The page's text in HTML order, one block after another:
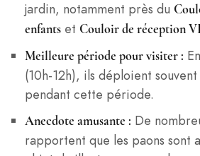
jardin, notamment près du
enfantset Couloir de réception
Meilleure période pour visiter :
(10h-12h), ils déploient
pendant cette période.
Anecdote amusante : De
rapportent que les paons sont